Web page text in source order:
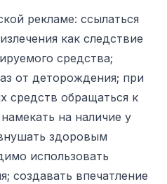
рекламе: ссылаться
как следствие
средства;
от деторождения; при
средств обращаться к
на наличие у
здоровым
использовать
создавать впечатление